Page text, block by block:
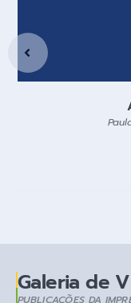
Galeria de
PUBLICAÇÕES DA